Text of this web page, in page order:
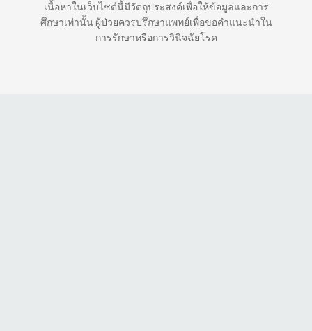
เนื้อหาในเว็บไซต์นี้มีวัตถุประสงค์เพื่อให้ข้อมูลและการ
ศึกษาเท่านั้น ผู้ป่วยควรปรึกษาแพทย์เพื่อขอคำแนะนำใน
การรักษาหรือการวินิจฉัยโรค